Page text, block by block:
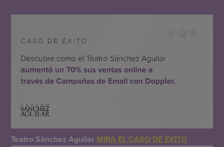
Teatro Sánchez Aguilar MIRA EL CASO DE ÉXITO